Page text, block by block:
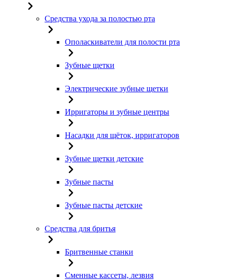
Средства ухода за полостью рта
Ополаскиватели для полости рта
Зубные щетки
Электрические зубные щетки
Ирригаторы и зубные центры
Насадки для щёток, ирригаторов
Зубные щетки детские
Зубные пасты
Зубные пасты детские
Средства для бритья
Бритвенные станки
Сменные кассеты, лезвия